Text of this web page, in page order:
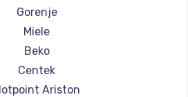
кофемашин Ariston
кофемашин Grundig
ROCKET MOZZAFIATO
кофемашин Vivitek
кофемашин Thomson
Gorenje
Miele
Beko
Centek
Ariston